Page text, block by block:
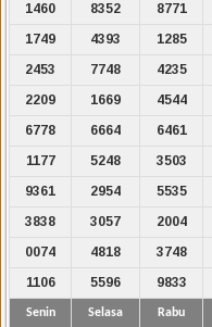
1460
8352 8771
1749
4393 1285
2453
7748 4235
2209
1669 4544
6778
6664 6461
1177
5248 3503
9361
2954 5535
3838
3057 2004
0074
4818 3748
1106
5596 9833
Senin Selasa Rabu